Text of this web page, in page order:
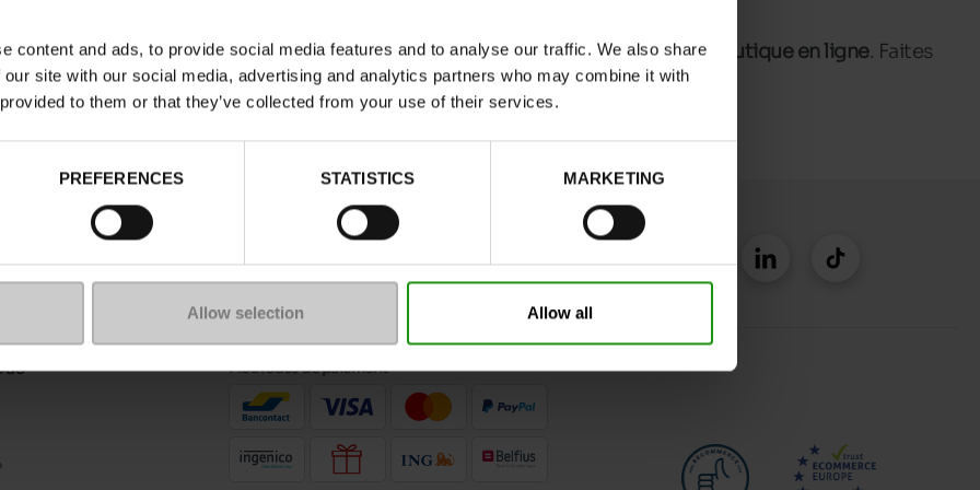
content and ads, to provide social media features and to analyse our traffic. We also share
site with our social media, advertising and analytics partners who may combine it with
to them or that they’ve collected from your use of their services.
PREFERENCES STATISTICS MARKETING
Allow selection Allow all
disponibles dans nosmagasins Chaussures Maniet ! Luxus et sur notre boutique en ligne. Faites
vous pouvez retrouver desbottes Aigle pour hommes.
Méthodes de paiement